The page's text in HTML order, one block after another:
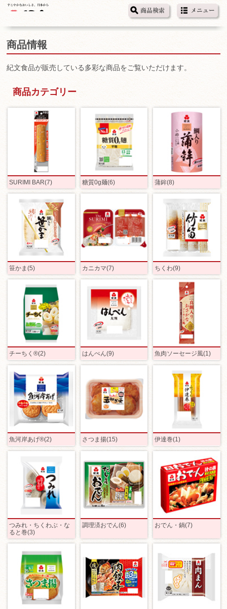
商品情報
紀文食品が販売している多彩な商品をご覧いただけます。
商品カテゴリー
SURIMI BAR(7) 糖質0g麺(6) 蒲鉾(8)
笹かま(5) カニカマ(7) ちくわ(9)
チーちく®(2) はんぺん(9) 魚肉ソーセージ風(1)
魚河岸あげ®(2) さつま揚(15) 伊達巻(1)
つみれ・ちくわぶ・な
ると巻(3)
調理済おでん(6) おでん・鍋(7)